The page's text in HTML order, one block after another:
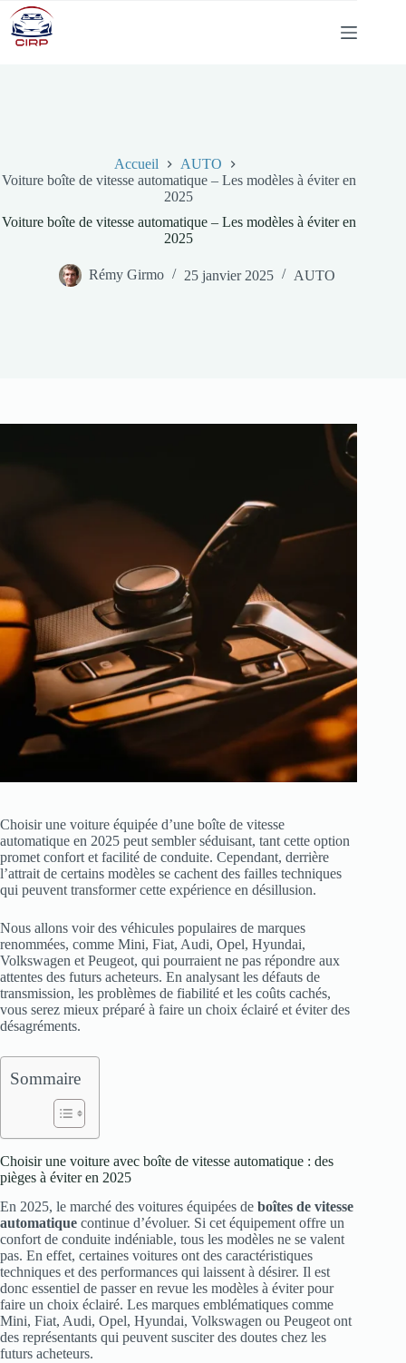
Passer
au
contenu
Accueil
AUTO
Voiture boîte de vitesse automatique – Les modèles à éviter en
2025
Voiture boîte de vitesse automatique – Les modèles à éviter en
2025
Rémy Girmo 25 janvier 2025 AUTO
Choisir une voiture équipée d’une boîte de vitesse
automatique en 2025 peut sembler séduisant, tant cette option
promet confort et facilité de conduite. Cependant, derrière
l’attrait de certains modèles se cachent des failles techniques
qui peuvent transformer cette expérience en désillusion.
Nous allons voir des véhicules populaires de marques
renommées, comme Mini, Fiat, Audi, Opel, Hyundai,
Volkswagen et Peugeot, qui pourraient ne pas répondre aux
attentes des futurs acheteurs. En analysant les défauts de
transmission, les problèmes de fiabilité et les coûts cachés,
vous serez mieux préparé à faire un choix éclairé et éviter des
désagréments.
Sommaire
Choisir une voiture avec boîte de vitesse automatique : des
pièges à éviter en 2025
En 2025, le marché des voitures équipées de boîtes de vitesse
automatique continue d’évoluer. Si cet équipement offre un
confort de conduite indéniable, tous les modèles ne se valent
pas. En effet, certaines voitures ont des caractéristiques
techniques et des performances qui laissent à désirer. Il est
donc essentiel de passer en revue les modèles à éviter pour
faire un choix éclairé. Les marques emblématiques comme
Mini, Fiat, Audi, Opel, Hyundai, Volkswagen ou Peugeot ont
des représentants qui peuvent susciter des doutes chez les
futurs acheteurs.